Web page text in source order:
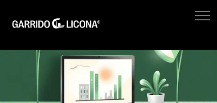
FISCAL LEGAL
NEGOCIOS
SITIO WEB GL
No hay